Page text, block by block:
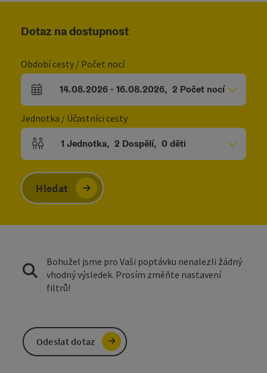
Dotaz na dostupnost
Období cesty / Počet nocí
Pole příjezdu a odjezdu
14.08.2026- 16.08.2026, 2 Počet nocí
Jednotka / Účastníci cesty
Počet jednotek a polí pro osoby
1 Jednotka, 2 Dospělí, 0děti
Hledat
Bohužel jsme pro Vaši poptávku nenalezli žádný
vhodný výsledek. Prosím změňte nastavení
filtrů!
Odeslat dotaz